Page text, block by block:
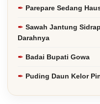
Parepare Sedang
Sawah Jantung
Darahnya
Badai Bupati Gowa
Puding Daun Kelor